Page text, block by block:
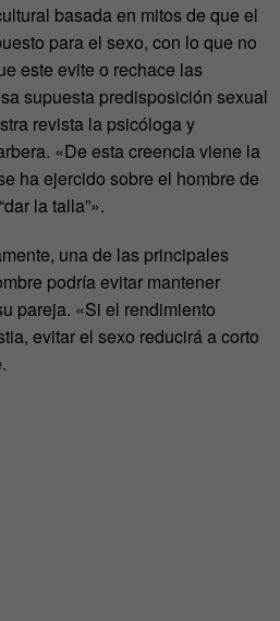
basada en mitos de que el
para el sexo, con lo que no
este evite o rechace las
supuesta predisposición sexual
revista la psicóloga y
«De esta creencia viene la
ha ejercido sobre el hombre de
la talla”».
una de las principales
podría evitar mantener
pareja. «Si el rendimiento
evitar el sexo reducirá a corto